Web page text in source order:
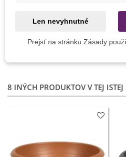
8 INÝCH PRODUKTOV V TEJ
Len nevyhnutné
Prejsť na stránku Zásady